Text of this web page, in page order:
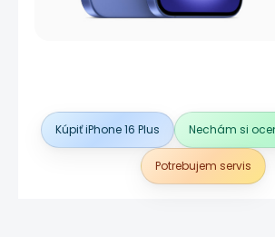
Kúpiť iPhone 16 Plus Nechám si
Potrebujem servis